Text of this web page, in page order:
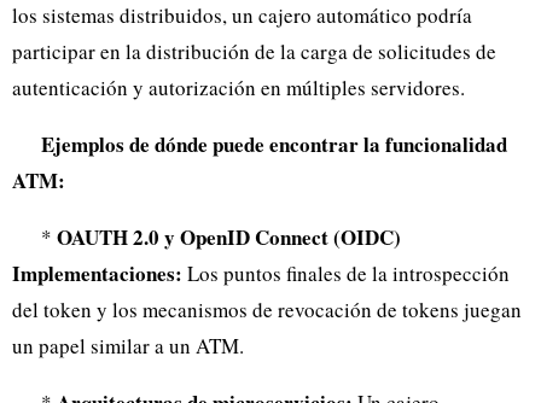
los sistemas distribuidos, un cajero automático podría
participar en la distribución de la carga de solicitudes de
autenticación y autorización en múltiples servidores.
Ejemplos de dónde puede encontrar la funcionalidad
ATM:
* OAUTH 2.0 y OpenID Connect (OIDC)
Implementaciones: Los puntos finales de la introspección
del token y los mecanismos de revocación de tokens juegan
un papel similar a un ATM.